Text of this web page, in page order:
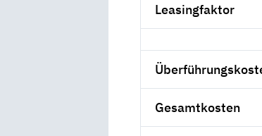
Leasingfaktor
Gesamtkosten